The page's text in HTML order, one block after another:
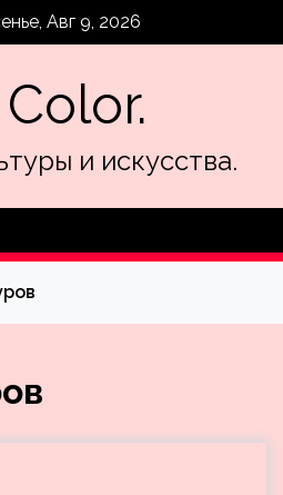
Авг 9, 2026
и искусства.